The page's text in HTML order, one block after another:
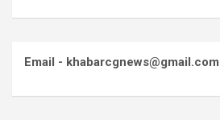
Email - khabarcgnews@gmail.com